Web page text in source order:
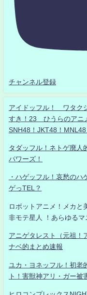
チャンネル登録
アイドッフル！ ワタク
すき！23 ひうらのアニ
SNH48！JKT48！
タダッフル！ネトゲ廃人
パワーズ！
・ハゲッフル！哀愁の
ゲっTEL？
ロボットアニメ！メカと
非モテ星人 ！あらゆる
アニゲタレスト（元祖
ナベ的まとめ速報
ユカ・ヨネッフル！初老
ト！害獣神アリ・ガー被